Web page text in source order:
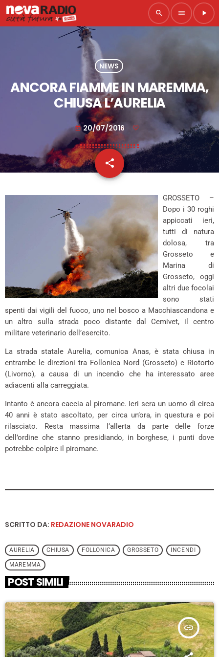
search menu play_arrow
NEWS
ANCORA FIAMME IN MAREMMA,
CHIUSA L’AURELIA
today 20/07/2016
share
email
GROSSETO –
Dopo i 30 roghi
appiccati ieri,
tutti di natura
dolosa, tra
Grosseto e
Marina di
Grosseto, oggi
altri due focolai
sono stati
spenti dai vigili del fuoco, uno nel bosco a Macchiascandona e
un altro sulla strada poco distante dal Cemivet, il centro
militare veterinario dell’esercito.
La strada statale Aurelia, comunica Anas, è stata chiusa in
entrambe le direzioni tra Follonica Nord (Grosseto) e Riotorto
(Livorno), a causa di un incendio che ha interessato aree
adiacenti alla carreggiata.
Intanto è ancora caccia al piromane. Ieri sera un uomo di circa
40 anni è stato ascoltato, per circa un’ora, in questura e poi
rilasciato. Resta massima l’allerta da parte delle forze
dell’ordine che stanno presidiando, in borghese, i punti dove
potrebbe colpire il piromane.
SCRITTO DA: REDAZIONE NOVARADIO
AURELIA CHIUSA FOLLONICA GROSSETO INCENDI
MAREMMA
POST SIMILI
insert_link